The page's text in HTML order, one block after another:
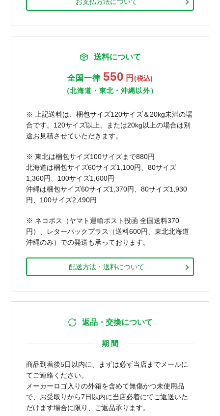
送料について
全国一律 550 円 (税込)
（北海道・東北・沖縄以外）
※ 上記送料は、梱包サイズ120サイズ＆20kg未満の場
合です。120サイズ以上、または20kg以上の場合は別
途お見積させていただきます。
※ 東北は梱包サイズ100サイズまで880円
北海道は梱包サイズ60サイズ1,100円、80サイズ
1,360円、100サイズ1,600円
沖縄は梱包サイズ60サイズ1,370円、80サイズ1,930
円、100サイズ2,490円
※ ネコポス（ヤマト運輸ポスト投函 全国送料370
円）、レターパックプラス（送料600円、東北北海道
沖縄のみ）での発送も承っております。
配送方法・送料について
返品・交換について
期 間
商品到着後5日以内に、まずは必ず当店までメールに
てご連絡ください。
メーカーロゴ入りの外箱を含めて無傷かつ未使用品
で、お受取りから7日以内に当店必着にてご返送いた
だけます場合に限り、ご返品承ります。